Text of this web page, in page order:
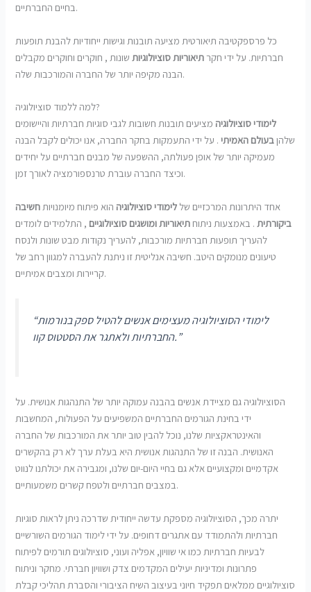
בחיים החברתיים.
כל פרספקטיבה תיאורטית מציעה תובנות וגישות ייחודיות להבנת תופעות
חברתיות. על ידי חקרתיאוריות סוציולוגיותשונות , חוקרים וחוקרים מקבלים
הבנה מקיפה יותר של החברה והמורכבות שלה.
למה ללמוד סוציולוגיה?
לימודי סוציולוגיה מציעים תובנות חשובות לגבי סוגיות חברתיות והיישומים
שלהןבעולם האמיתי. על ידי התעמקות בחקר החברה, אנו יכולים לקבל הבנה
מעמיקה יותר של אופן פעולתה, ההשפעה של מבנים חברתיים על יחידים
וכיצד החברה עוברת טרנספורמציה לאורך זמן.
אחד היתרונות המרכזיים של לימודי סוציולוגיה הוא פיתוח מיומנויות חשיבה
ביקורתית . באמצעות ניתוחתיאוריות ומושגים סוציולוגיים , התלמידים לומדים
להעריך תופעות חברתיות מורכבות, להעריך נקודות מבט שונות ולנסח
טיעונים מנומקים היטב. חשיבה אנליטית זו ניתנת להעברה למגוון רחב של
קריירות ומצבים אמיתיים.
“לימודי הסוציולוגיה מעצימים אנשים להטיל ספק בנורמות
החברתיות ולאתגר את הסטטוס קוו.”
הסוציולוגיה גם מציידת אנשים בהבנה עמוקה יותר של התנהגות אנושית. על
ידי בחינת הגורמים החברתיים המשפיעים על הפעולות, המחשבות
והאינטראקציות שלנו, נוכל להבין טוב יותר את המורכבות של החברה
האנושית. הבנה זו של התנהגות אנושית היא בעלת ערך לא רק בהקשרים
אקדמיים ומקצועיים אלא גם בחיי היום-יום שלנו, ומגבירה את יכולתנו לנווט
במצבים חברתיים ולטפח קשרים משמעותיים.
יתרה מכך, הסוציולוגיה מספקת עדשה ייחודית שדרכה ניתן לראות סוגיות
חברתיות ולהתמודד עם אתגרים דחופים. על ידי לימוד הגורמים השורשיים
לבעיות חברתיות כמו אי שוויון, אפליה ועוני, סוציולוגים תורמים לפיתוח
פתרונות ומדיניות יעילים המקדמים צדק ושוויון חברתי. מחקר וניתוח
סוציולוגיים ממלאים תפקיד חיוני בעיצוב השיח הציבורי והסברת תהליכי קבלת